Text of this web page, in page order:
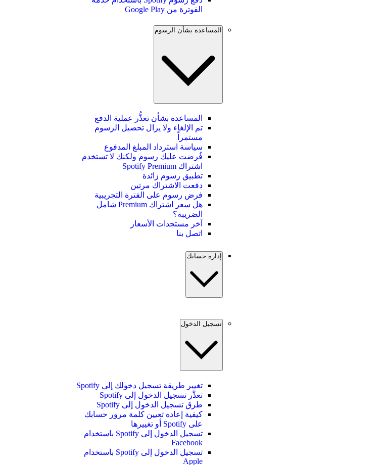
الفوترة من Google Play
المساعدة بشأن الرسوم
المساعدة بشأن تعذُّر عملية الدفع
تم الإلغاء ولا يزال تحصيل الرسوم
مستمراً
سياسة استرداد المبلغ المدفوع
فُرضت عليك رسوم ولكنك لا تستخدم
اشتراك Spotify Premium
تطبيق رسوم زائدة
دفعت الاشتراك مرتين
فرض رسوم على الفترة التجريبية
هل سعر اشتراك Premium شامل
الضريبة؟
آخر مستجدات الأسعار
اتصل بنا
إدارة حسابك
تسجيل الدخول
تغيير طريقة تسجيل دخولك إلى Spotify
تعذَّر تسجيل الدخول إلى Spotify
طرق تسجيل الدخول إلى Spotify
كيفية إعادة تعيين كلمة مرور حسابك
على Spotify أو تغييرها
تسجيل الدخول إلى Spotify باستخدام
Facebook
تسجيل الدخول إلى Spotify باستخدام
Apple